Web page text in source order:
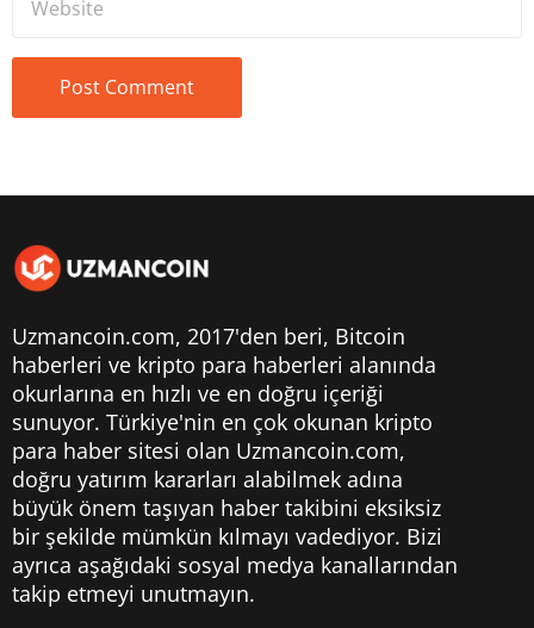
Uzmancoin.com, 2017'den beri, Bitcoin
haberleri ve kripto para haberleri alanında
okurlarına en hızlı ve en doğru içeriği
sunuyor. Türkiye'nin en çok okunan kripto
para haber sitesi olan Uzmancoin.com,
doğru yatırım kararları alabilmek adına
büyük önem taşıyan haber takibini eksiksiz
bir şekilde mümkün kılmayı vadediyor. Bizi
ayrıca aşağıdaki sosyal medya kanallarından
takip etmeyi unutmayın.